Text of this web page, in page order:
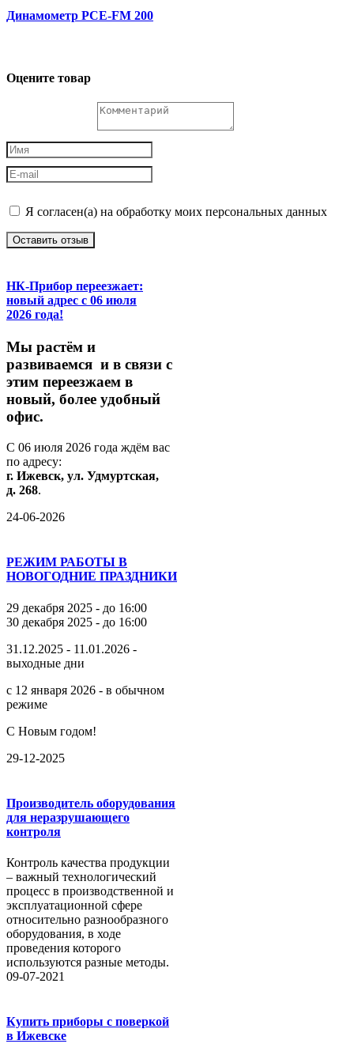
Динамометр PCE-FM 200
Оцените товар
Я согласен(а) на обработку моих персональных данных
Оставить отзыв
НК-Прибор переезжает:
новый адрес с 06 июля
2026 года!
Мы растём и
развиваемся и в связи с
этим переезжаем в
новый, более удобный
офис.
С 06 июля 2026 года ждём вас
по адресу:
г. Ижевск, ул. Удмуртская,
д. 268.
24-06-2026
РЕЖИМ РАБОТЫ В
НОВОГОДНИЕ ПРАЗДНИКИ
29 декабря 2025 - до 16:00
30 декабря 2025 - до 16:00
31.12.2025 - 11.01.2026 -
выходные дни
с 12 января 2026 - в обычном
режиме
С Новым годом!
29-12-2025
Производитель оборудования
для неразрушающего
контроля
Контроль качества продукции
– важный технологический
процесс в производственной и
эксплуатационной сфере
относительно разнообразного
оборудования, в ходе
проведения которого
используются разные методы.
09-07-2021
Купить приборы с поверкой
в Ижевске